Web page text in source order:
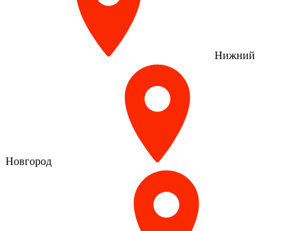
Нижний
Новгород